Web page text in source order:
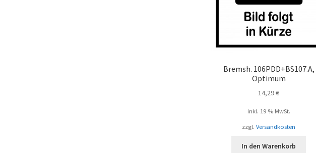
Bremsh. 106PDD+BS107.A,
Optimum
14,29€
inkl. 19 % MwSt.
zzgl.Versandkosten
In den Warenkorb